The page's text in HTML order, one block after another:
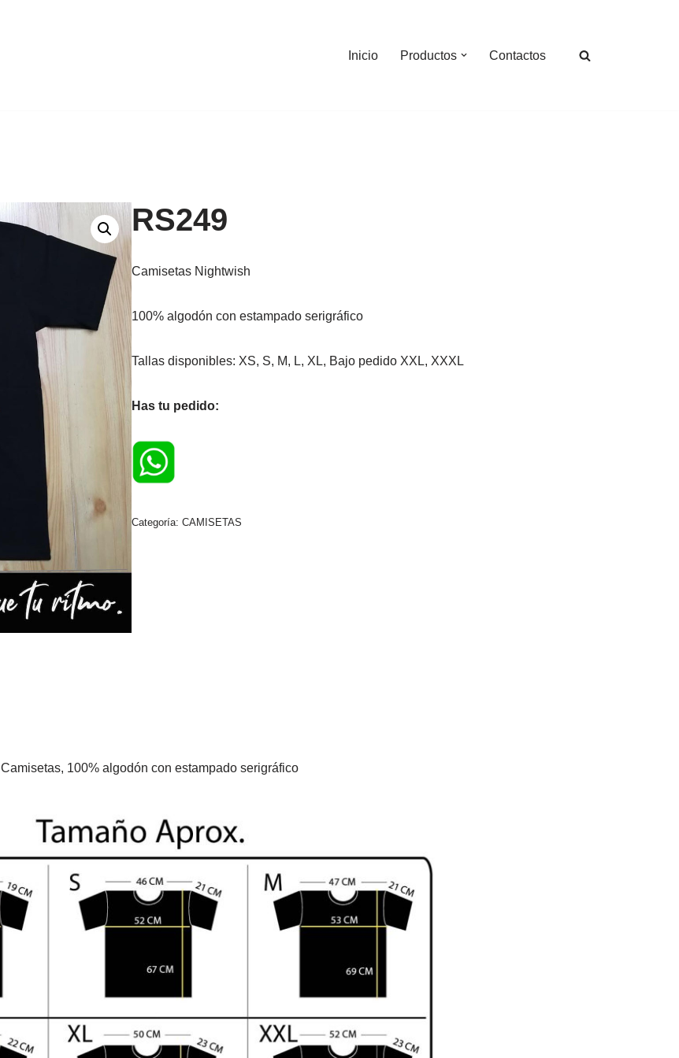
Inicio Productos Contactos
RS249
Camisetas Nightwish
100% algodón con estampado serigráfico
Tallas disponibles: XS, S, M, L, XL, Bajo pedido XXL, XXXL
Has tu pedido:
Categoría:CAMISETAS
Camisetas, 100% algodón con estampado serigráfico